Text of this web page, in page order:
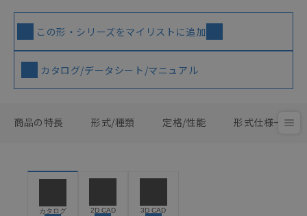
この形・シリーズをマイリストに追加
カタログ/データシート/マニュアル
商品の特長 形式/種類 定格/性能 形式仕様一覧
カタログ 2D CAD 3D CAD